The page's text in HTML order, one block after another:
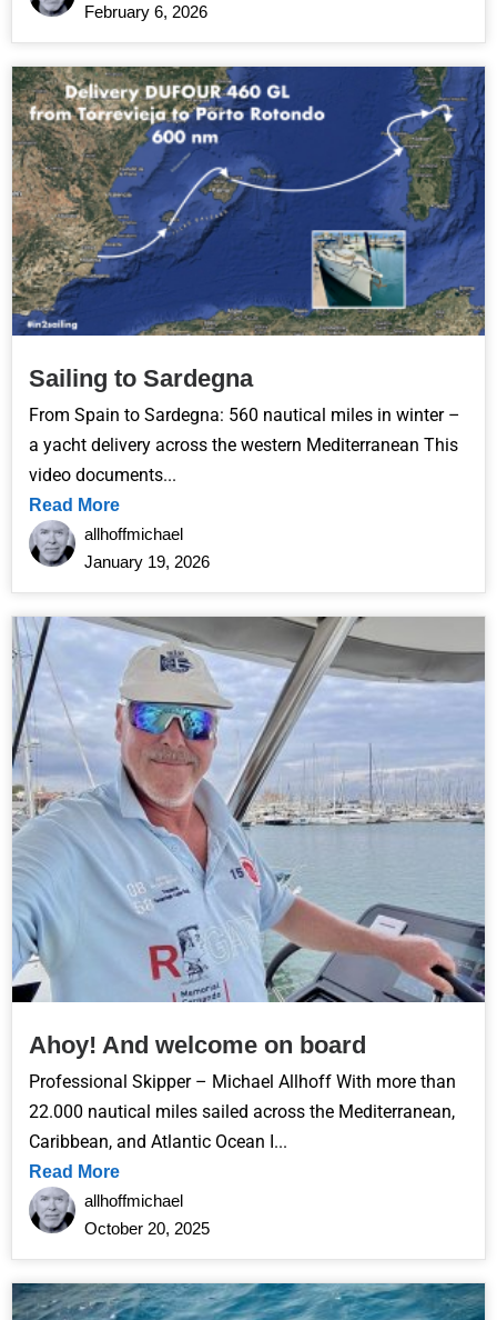
February 6, 2026
Sailing to Sardegna
From Spain to Sardegna: 560 nautical miles in winter –
a yacht delivery across the western Mediterranean This
video documents...
Read More
allhoffmichael
January 19, 2026
Ahoy! And welcome on board
Professional Skipper – Michael Allhoff With more than
22.000 nautical miles sailed across the Mediterranean,
Caribbean, and Atlantic Ocean I...
Read More
allhoffmichael
October 20, 2025